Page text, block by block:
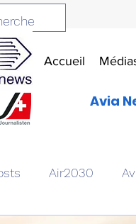
Accueil
Avia
Air2030